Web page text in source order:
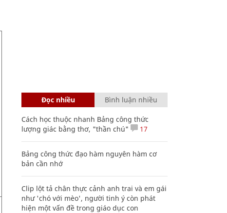
Đọc nhiều Bình luận nhiều
Cách học thuộc nhanh Bảng công thức
lượng giác bằng thơ, "thần chú"
17
Bảng công thức đạo hàm nguyên hàm cơ
bản cần nhớ
Clip lột tả chân thực cảnh anh trai và em gái
như 'chó với mèo', người tinh ý còn phát
hiện một vấn đề trong giáo dục con